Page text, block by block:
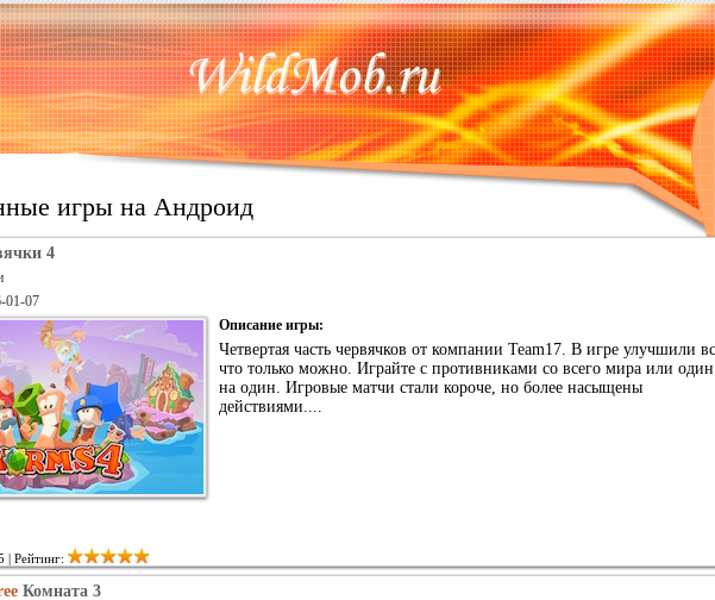
игры на Андроид
4
01-07
Описание игры:
Четвертая часть червячков от компании Team17. В игре улучшили
что только можно. Играйте с противниками со всего мира или один
на один. Игровые матчи стали короче, но более насыщены
действиями....
| Рейтинг:
Комната 3